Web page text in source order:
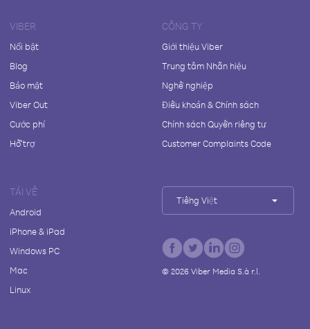
VIBER
Nổi bật
Blog
Bảo mật
Viber Out
Cước phí
Hỗ trợ
CÔNG TY
Giới thiệu Viber
Trung tâm Nhãn hiệu
Nghề nghiệp
Điều khoản & Chính sách
Chính sách Quyền riêng tư
Customer Complaints Code
TẢI VỀ
Android
iPhone & iPad
Windows PC
Mac
Linux
Tiếng Việt
© 2026Viber Media S.à r.l.